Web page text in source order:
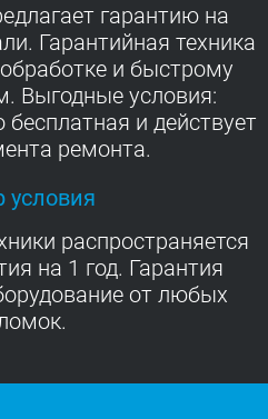
гарантию на
Гарантийная техника
и быстрому
Выгодные условия:
и действует
ремонта.
условия
распространяется
на 1 год. Гарантия
от любых